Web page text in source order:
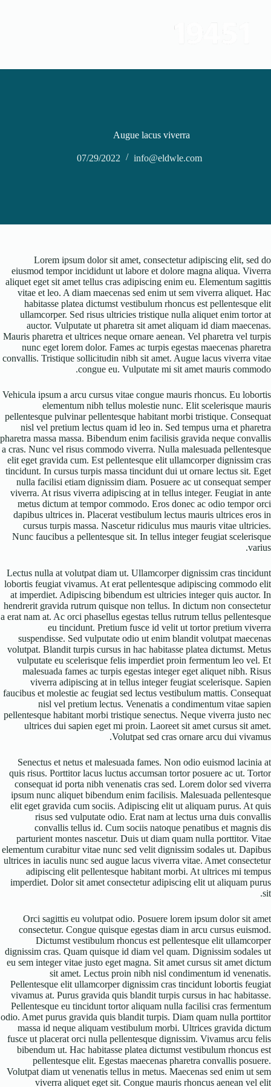
Augue lacus viverra
info@eldwle.com
07/29/2022
Lorem ipsum dolor sit amet, consectetur adipiscing elit, sed do
eiusmod tempor incididunt ut labore et dolore magna aliqua. Viverra
aliquet eget sit amet tellus cras adipiscing enim eu. Elementum sagittis
vitae et leo. A diam maecenas sed enim ut sem viverra aliquet. Hac
habitasse platea dictumst vestibulum rhoncus est pellentesque elit
ullamcorper. Sed risus ultricies tristique nulla aliquet enim tortor at
auctor. Vulputate ut pharetra sit amet aliquam id diam maecenas.
Mauris pharetra et ultrices neque ornare aenean. Vel pharetra vel turpis
nunc eget lorem dolor. Fames ac turpis egestas maecenas pharetra
convallis. Tristique sollicitudin nibh sit amet. Augue lacus viverra vitae
congue eu. Vulputate mi sit amet mauris commodo.
Vehicula ipsum a arcu cursus vitae congue mauris rhoncus. Eu lobortis
elementum nibh tellus molestie nunc. Elit scelerisque mauris
pellentesque pulvinar pellentesque habitant morbi tristique. Consequat
nisl vel pretium lectus quam id leo in. Sed tempus urna et pharetra
pharetra massa massa. Bibendum enim facilisis gravida neque convallis
a cras. Nunc vel risus commodo viverra. Nulla malesuada pellentesque
elit eget gravida cum. Est pellentesque elit ullamcorper dignissim cras
tincidunt. In cursus turpis massa tincidunt dui ut ornare lectus sit. Eget
nulla facilisi etiam dignissim diam. Posuere ac ut consequat semper
viverra. At risus viverra adipiscing at in tellus integer. Feugiat in ante
metus dictum at tempor commodo. Eros donec ac odio tempor orci
dapibus ultrices in. Placerat vestibulum lectus mauris ultrices eros in
cursus turpis massa. Nascetur ridiculus mus mauris vitae ultricies.
Nunc faucibus a pellentesque sit. In tellus integer feugiat scelerisque
varius.
Lectus nulla at volutpat diam ut. Ullamcorper dignissim cras tincidunt
lobortis feugiat vivamus. At erat pellentesque adipiscing commodo elit
at imperdiet. Adipiscing bibendum est ultricies integer quis auctor. In
hendrerit gravida rutrum quisque non tellus. In dictum non consectetur
a erat nam at. Ac orci phasellus egestas tellus rutrum tellus pellentesque
eu tincidunt. Pretium fusce id velit ut tortor pretium viverra
suspendisse. Sed vulputate odio ut enim blandit volutpat maecenas
volutpat. Blandit turpis cursus in hac habitasse platea dictumst. Metus
vulputate eu scelerisque felis imperdiet proin fermentum leo vel. Et
malesuada fames ac turpis egestas integer eget aliquet nibh. Risus
viverra adipiscing at in tellus integer feugiat scelerisque. Sapien
faucibus et molestie ac feugiat sed lectus vestibulum mattis. Consequat
nisl vel pretium lectus. Venenatis a condimentum vitae sapien
pellentesque habitant morbi tristique senectus. Neque viverra justo nec
ultrices dui sapien eget mi proin. Laoreet sit amet cursus sit amet.
Volutpat sed cras ornare arcu dui vivamus.
Senectus et netus et malesuada fames. Non odio euismod lacinia at
quis risus. Porttitor lacus luctus accumsan tortor posuere ac ut. Tortor
consequat id porta nibh venenatis cras sed. Lorem dolor sed viverra
ipsum nunc aliquet bibendum enim facilisis. Malesuada pellentesque
elit eget gravida cum sociis. Adipiscing elit ut aliquam purus. At quis
risus sed vulputate odio. Erat nam at lectus urna duis convallis
convallis tellus id. Cum sociis natoque penatibus et magnis dis
parturient montes nascetur. Duis ut diam quam nulla porttitor. Vitae
elementum curabitur vitae nunc sed velit dignissim sodales ut. Dapibus
ultrices in iaculis nunc sed augue lacus viverra vitae. Amet consectetur
adipiscing elit pellentesque habitant morbi. At ultrices mi tempus
imperdiet. Dolor sit amet consectetur adipiscing elit ut aliquam purus
sit.
Orci sagittis eu volutpat odio. Posuere lorem ipsum dolor sit amet
consectetur. Congue quisque egestas diam in arcu cursus euismod.
Dictumst vestibulum rhoncus est pellentesque elit ullamcorper
dignissim cras. Quam quisque id diam vel quam. Dignissim sodales ut
eu sem integer vitae justo eget magna. Sit amet cursus sit amet dictum
sit amet. Lectus proin nibh nisl condimentum id venenatis.
Pellentesque elit ullamcorper dignissim cras tincidunt lobortis feugiat
vivamus at. Purus gravida quis blandit turpis cursus in hac habitasse.
Pellentesque eu tincidunt tortor aliquam nulla facilisi cras fermentum
odio. Amet purus gravida quis blandit turpis. Diam quam nulla porttitor
massa id neque aliquam vestibulum morbi. Ultrices gravida dictum
fusce ut placerat orci nulla pellentesque dignissim. Vivamus arcu felis
bibendum ut. Hac habitasse platea dictumst vestibulum rhoncus est
pellentesque elit. Egestas maecenas pharetra convallis posuere.
Volutpat diam ut venenatis tellus in metus. Maecenas sed enim ut sem
viverra aliquet eget sit. Congue mauris rhoncus aenean vel elit